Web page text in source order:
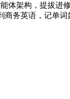
体架构，提拔进
务英语，记单